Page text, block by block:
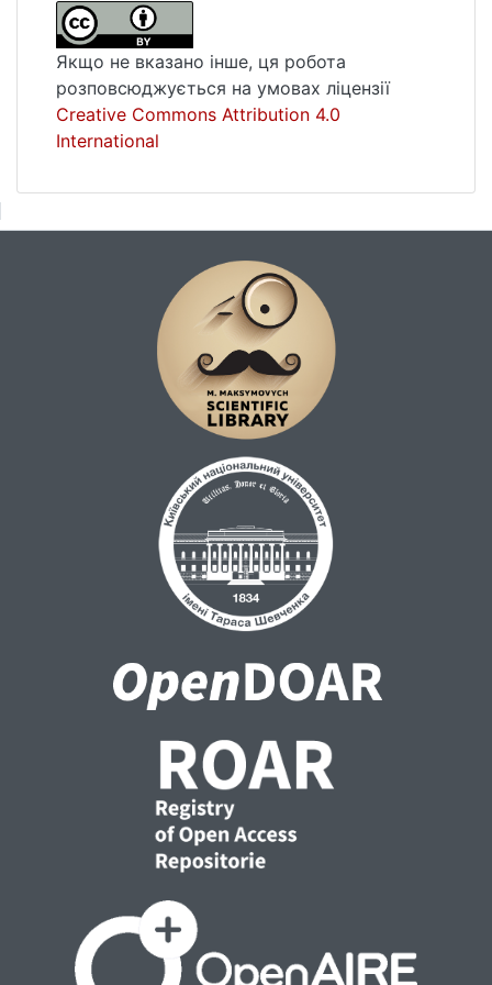
цілісності, державних кордонів та прав,
свобод і законних інтересів людини і
громадянина. Під час дії правового
режиму воєнного стану необхідно
ефективно і своєчасно приймати
управлінські рішення у взаємодії з кожним
суб’єкти, логістичне забезпечення,
повноваження, компетенція, державна
безпека, національна безпека,
забезпечення, воєнний стан
Якщо не вказано інше, ця робота
розповсюджується на умовах ліцензії
Creative Commons Attribution 4.0
International